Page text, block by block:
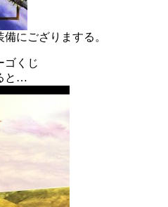
にござりまする。
ゴくじ
と…